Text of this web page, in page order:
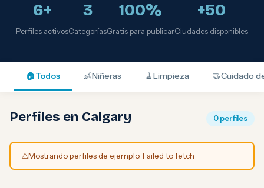
6+
Perfiles activos
3
Categorías
100%
Gratis para publicar
+50
Ciudades disponibles
🏠Todos 👶Niñeras 🧹Limpieza 🤝Cuidado
Perfiles en Calgary 0 perfiles
⚠️Mostrando perfiles de ejemplo. Failed to fetch